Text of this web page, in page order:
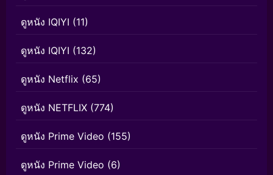
ดูหนัง IQIYI (11)
ดูหนัง IQIYI (132)
ดูหนัง Netflix (65)
ดูหนัง NETFLIX (774)
ดูหนัง Prime Video (155)
ดูหนัง Prime Video (6)